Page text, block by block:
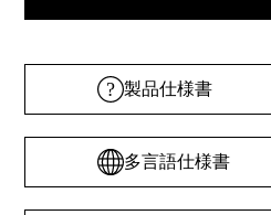
製品仕様書
多言語仕様書